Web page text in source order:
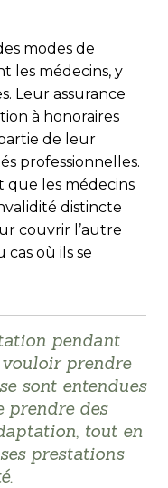
modes de
les médecins, y
Leur assurance
à honoraires
de leur
professionnelles.
que les médecins
distincte
couvrir l’autre
où ils se
pendant
prendre
sont entendues
prendre des
tout en
prestations